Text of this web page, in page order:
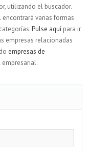
utilizando el buscador.
varias formas
Pulse aquí para ir
empresas relacionadas
empresas de
empresarial.